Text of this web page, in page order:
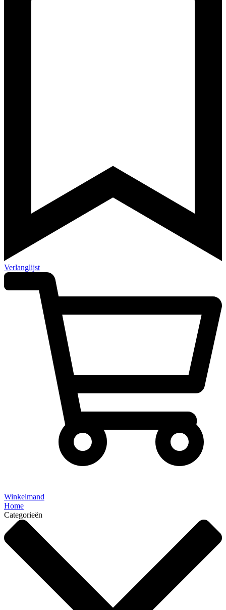
Verlanglijst
Winkelmand
Home
Categorieën